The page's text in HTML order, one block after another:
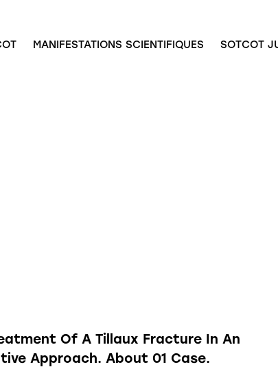
MANIFESTATIONS SCIENTIFIQUES SOTCOT
Of A Tillaux Fracture In An
Approach. About 01 Case.